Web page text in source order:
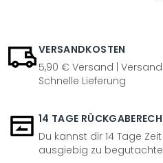
VERSANDKOSTEN
5,90 € Versand |
Schnelle Lieferung
14 TAGE
Du kannst dir 14 Tage
ausgiebig zu